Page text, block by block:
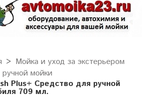
Мойка и уход за экстерьером
мойки
Plus+ Средство для ручной
709 мл.